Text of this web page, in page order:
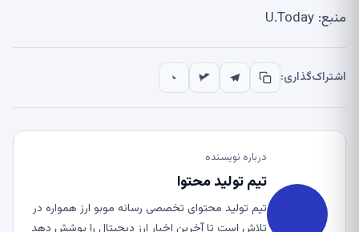
منبع: U.Today
اشتراک‌گذاری:
درباره نویسنده
تیم تولید محتوا
تیم تولید محتوای تخصصی رسانه موبو ارز همواره در